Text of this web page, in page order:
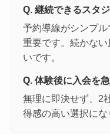
Q. 継続できるスタ
予約導線がシンプ
重要です。続かな
いです。
Q. 体験後に入会を
無理に即決せず、2
得感の高い選択にな